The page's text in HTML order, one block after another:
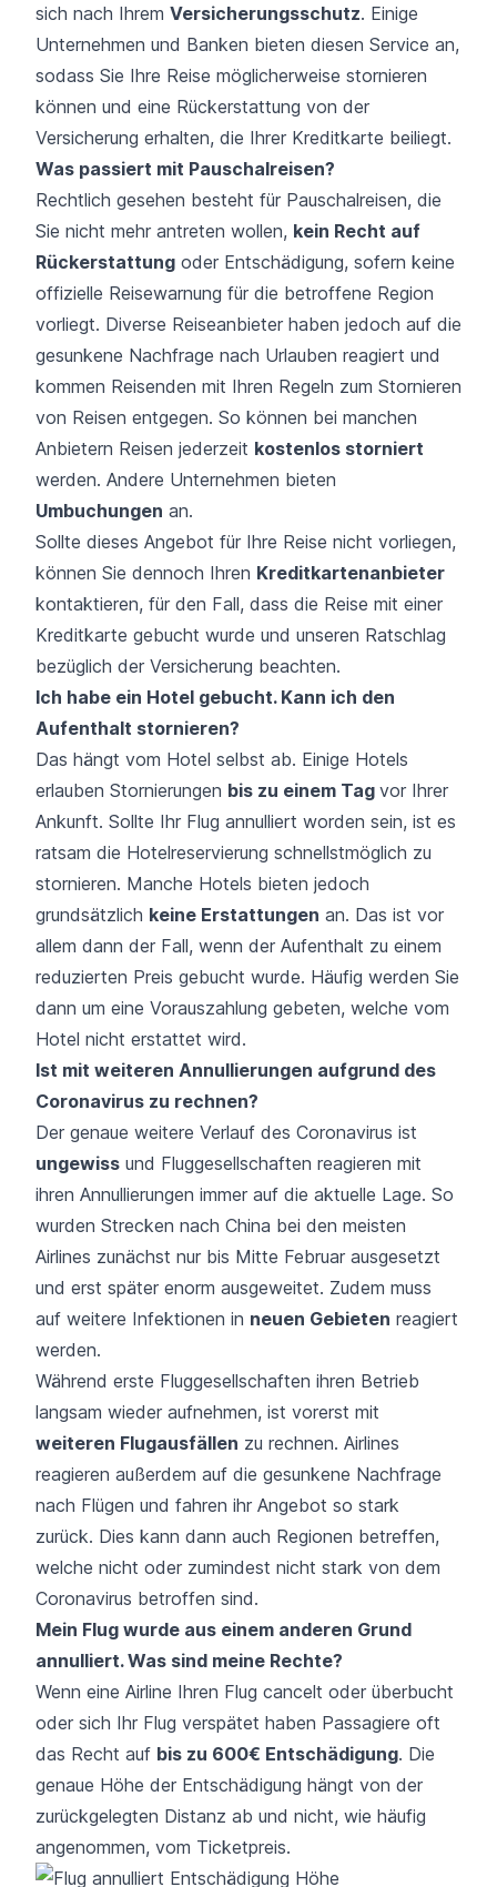
sich nach Ihrem Versicherungsschutz. Einige
Unternehmen und Banken bieten diesen Service an,
sodass Sie Ihre Reise möglicherweise stornieren
können und eine Rückerstattung von der
Versicherung erhalten, die Ihrer Kreditkarte beiliegt.
Was passiert mit Pauschalreisen?
Rechtlich gesehen besteht für Pauschalreisen, die
Sie nicht mehr antreten wollen, kein Recht auf
Rückerstattung oder Entschädigung, sofern keine
offizielle Reisewarnung für die betroffene Region
vorliegt. Diverse Reiseanbieter haben jedoch auf die
gesunkene Nachfrage nach Urlauben reagiert und
kommen Reisenden mit Ihren Regeln zum Stornieren
von Reisen entgegen. So können bei manchen
Anbietern Reisen jederzeit kostenlos storniert
werden. Andere Unternehmen bieten
Umbuchungen an.
Sollte dieses Angebot für Ihre Reise nicht vorliegen,
können Sie dennoch Ihren Kreditkartenanbieter
kontaktieren, für den Fall, dass die Reise mit einer
Kreditkarte gebucht wurde und unseren Ratschlag
bezüglich der Versicherung beachten.
Ich habe ein Hotel gebucht. Kann ich den
Aufenthalt stornieren?
Das hängt vom Hotel selbst ab. Einige Hotels
erlauben Stornierungen bis zu einem Tag vor Ihrer
Ankunft. Sollte Ihr Flug annulliert worden sein, ist es
ratsam die Hotelreservierung schnellstmöglich zu
stornieren. Manche Hotels bieten jedoch
grundsätzlich keine Erstattungen an. Das ist vor
allem dann der Fall, wenn der Aufenthalt zu einem
reduzierten Preis gebucht wurde. Häufig werden Sie
dann um eine Vorauszahlung gebeten, welche vom
Hotel nicht erstattet wird.
Ist mit weiteren Annullierungen aufgrund des
Coronavirus zu rechnen?
Der genaue weitere Verlauf des Coronavirus ist
ungewiss und Fluggesellschaften reagieren mit
ihren Annullierungen immer auf die aktuelle Lage. So
wurden Strecken nach China bei den meisten
Airlines zunächst nur bis Mitte Februar ausgesetzt
und erst später enorm ausgeweitet. Zudem muss
auf weitere Infektionen in neuen Gebieten reagiert
werden.
Während erste Fluggesellschaften ihren Betrieb
langsam wieder aufnehmen, ist vorerst mit
weiteren Flugausfällen zu rechnen. Airlines
reagieren außerdem auf die gesunkene Nachfrage
nach Flügen und fahren ihr Angebot so stark
zurück. Dies kann dann auch Regionen betreffen,
welche nicht oder zumindest nicht stark von dem
Coronavirus betroffen sind.
Mein Flug wurde aus einem anderen Grund
annulliert. Was sind meine Rechte?
Wenn eine Airline Ihren Flug cancelt oder überbucht
oder sich Ihr Flug verspätet haben Passagiere oft
das Recht auf bis zu 600€ Entschädigung. Die
genaue Höhe der Entschädigung hängt von der
zurückgelegten Distanz ab und nicht, wie häufig
angenommen, vom Ticketpreis.